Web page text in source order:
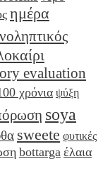
ημέρα
evaluation
χρόνια ψύξη
soya
sweete φυτικές
bottarga έλαια